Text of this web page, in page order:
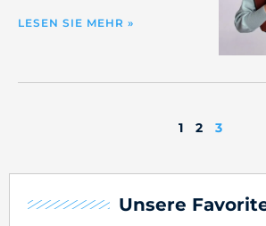
Unsere
LESEN SIE MEHR »
1 2 3